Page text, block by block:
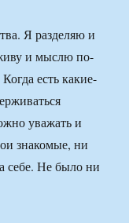
Я разделяю и
и мыслю по-
есть какие-
уважать и
знакомые, ни
себе. Не было ни